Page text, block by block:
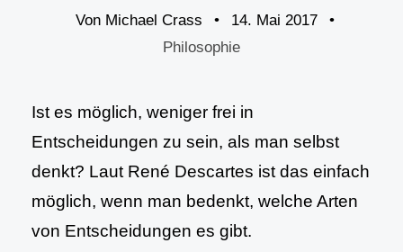
Von Michael Crass • 14. Mai 2017
•
Philosophie
Ist es möglich, weniger frei in
Entscheidungen zu sein, als man selbst
denkt? Laut René Descartes ist das einfach
möglich, wenn man bedenkt, welche Arten
von Entscheidungen es gibt.